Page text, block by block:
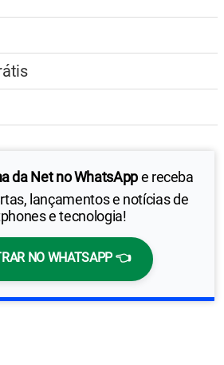
da Net no WhatsAppe receba
lançamentos e notícias de
e tecnologia!
NO WHATSAPP 👈